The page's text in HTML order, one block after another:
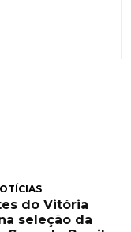
do Vitória
seleção da